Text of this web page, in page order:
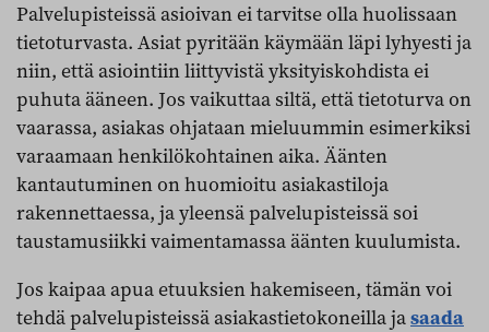
Palvelupisteissä asioivan ei tarvitse olla huolissaan
tietoturvasta. Asiat pyritään käymään läpi lyhyesti ja
niin, että asiointiin liittyvistä yksityiskohdista ei
puhuta ääneen. Jos vaikuttaa siltä, että tietoturva on
vaarassa, asiakas ohjataan mieluummin esimerkiksi
varaamaan henkilökohtainen aika. Äänten
kantautuminen on huomioitu asiakastiloja
rakennettaessa, ja yleensä palvelupisteissä soi
taustamusiikki vaimentamassa äänten kuulumista.
Jos kaipaa apua etuuksien hakemiseen, tämän voi
tehdä palvelupisteissä asiakastietokoneilla jasaada